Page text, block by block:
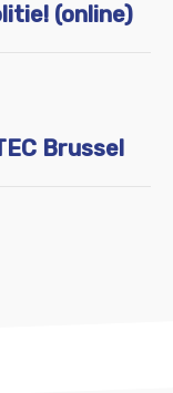
(online)
Brussel